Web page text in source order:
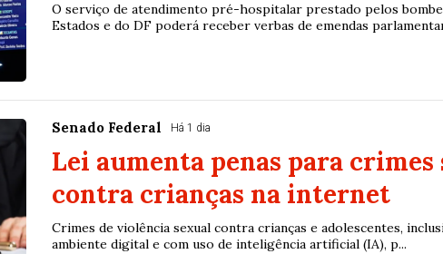
O serviço de atendimento pré-hospitalar prestado pelos
Estados e do DF poderá receber verbas de emendas
Senado Federal Há 1 dia
Lei aumenta penas para crimes
contra crianças na internet
Crimes de violência sexual contra crianças e adolescentes,
ambiente digital e com uso de inteligência artificial (IA), p...